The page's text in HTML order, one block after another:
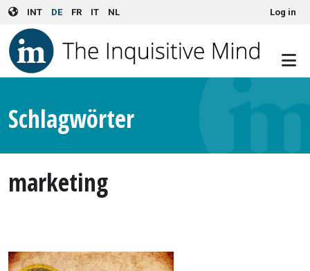
Skip to main content
INT DE FR IT NL User account menuLog in
Schlagwörter
marketing